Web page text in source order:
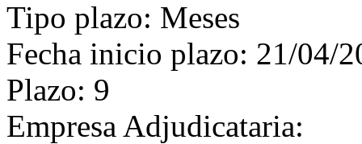
Tipo plazo: Meses
Fecha inicio plazo: 21/04/
Plazo: 9
Empresa Adjudicataria: